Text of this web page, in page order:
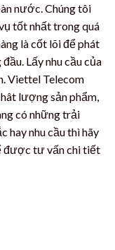
nước. Chúng tôi
tốt nhất trong quá
là cốt lõi để phát
Lấy nhu cầu của
Viettel Telecom
lượng sản phẩm,
có những trải
hay nhu cầu thì hãy
được tư vấn chi tiết